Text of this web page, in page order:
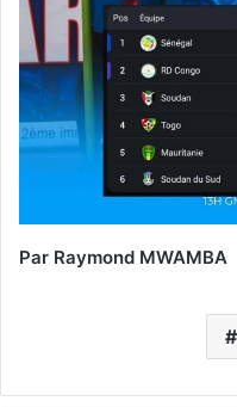
Par Raymond MWAMBA